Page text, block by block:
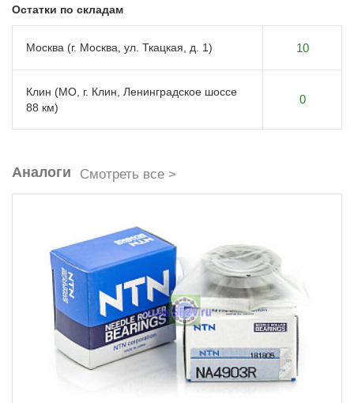
Остатки по складам
Москва (г. Москва, ул. Ткацкая, д. 1) 10
Клин (МО, г. Клин, Ленинградское шоссе
88 км)
0
Аналоги Смотреть все >